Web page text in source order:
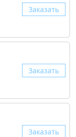
Заказать
Заказать
Заказать